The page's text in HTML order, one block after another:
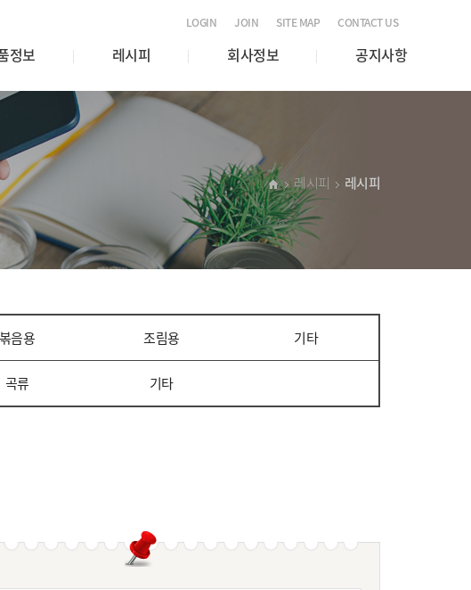
LOGIN JOIN SITE MAP CONTACT US
정보 레시피 회사정보 공지사항
레시피 레시피
볶음용 조림용 기타
곡류 기타